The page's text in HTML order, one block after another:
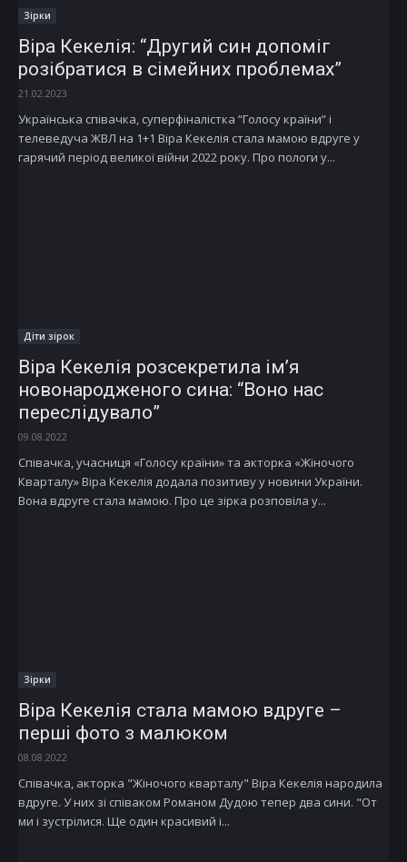
Зірки
Віра Кекелія: “Другий син допоміг
розібратися в сімейних проблемах”
21.02.2023
Українська співачка, суперфіналістка “Голосу країни” і
телеведуча ЖВЛ на 1+1 Віра Кекелія стала мамою вдруге у
гарячий період великої війни 2022 року. Про пологи у...
Діти зірок
Віра Кекелія розсекретила ім’я
новонародженого сина: “Воно нас
переслідувало”
09.08.2022
Співачка, учасниця «Голосу країни» та акторка «Жіночого
Кварталу» Віра Кекелія додала позитиву у новини України.
Вона вдруге стала мамою. Про це зірка розповіла у...
Зірки
Віра Кекелія стала мамою вдруге –
перші фото з малюком
08.08.2022
Співачка, акторка "Жіночого кварталу" Віра Кекелія народила
вдруге. У них зі співаком Романом Дудою тепер два сини. "От
ми і зустрілися. Ще один красивий і...